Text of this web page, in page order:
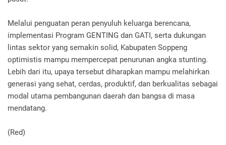
Melalui penguatan peran penyuluh keluarga berencana,
implementasi Program GENTING dan GATI, serta dukungan
lintas sektor yang semakin solid, Kabupaten Soppeng
optimistis mampu mempercepat penurunan angka stunting.
Lebih dari itu, upaya tersebut diharapkan mampu melahirkan
generasi yang sehat, cerdas, produktif, dan berkualitas sebagai
modal utama pembangunan daerah dan bangsa di masa
mendatang.
(Red)